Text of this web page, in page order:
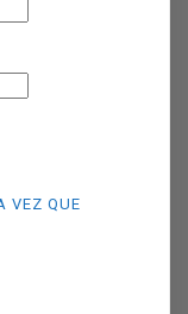
VEZ QUE